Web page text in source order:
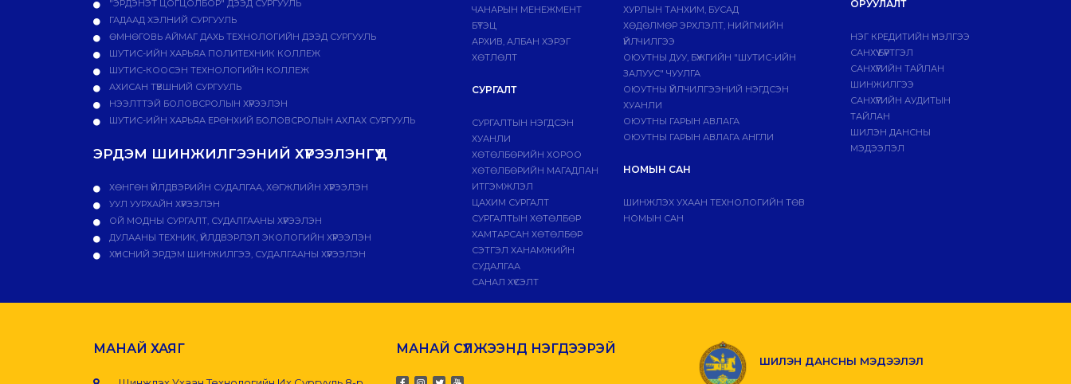
"ЭРДЭНЭТ ЦОГЦОЛБОР" ДЭЭД СУРГУУЛЬ
ГАДААД ХЭЛНИЙ СУРГУУЛЬ
ӨМНӨГОВЬ АЙМАГ ДАХЬ ТЕХНОЛОГИЙН ДЭЭД СУРГУУЛЬ
ШУТИС-ИЙН ХАРЬЯА ПОЛИТЕХНИК КОЛЛЕЖ
ШУТИС-КООСЭН ТЕХНОЛОГИЙН КОЛЛЕЖ
АХИСАН ТҮВШНИЙ СУРГУУЛЬ
НЭЭЛТТЭЙ БОЛОВСРОЛЫН ХҮРЭЭЛЭН
ШУТИС-ИЙН ХАРЬЯА ЕРӨНХИЙ БОЛОВСРОЛЫН АХЛАХ СУРГУУЛЬ
ЭРДЭМ ШИНЖИЛГЭЭНИЙ ХҮРЭЭЛЭНГҮҮД
ХӨНГӨН ҮЙЛДВЭРИЙН СУДАЛГАА, ХӨГЖЛИЙН ХҮРЭЭЛЭН
УУЛ УУРХАЙН ХҮРЭЭЛЭН
ОЙ МОДНЫ СУРГАЛТ, СУДАЛГААНЫ ХҮРЭЭЛЭН
ДУЛААНЫ ТЕХНИК, ҮЙЛДВЭРЛЭЛ ЭКОЛОГИЙН ХҮРЭЭЛЭН
ХҮНСНИЙ ЭРДЭМ ШИНЖИЛГЭЭ, СУДАЛГААНЫ ХҮРЭЭЛЭН
ЧАНАРЫН МЕНЕЖМЕНТ
БҮТЭЦ
АРХИВ, АЛБАН ХЭРЭГ
ХӨТЛӨЛТ
СУРГАЛТ
СУРГАЛТЫН НЭГДСЭН
ХУАНЛИ
ХӨТӨЛБӨРИЙН ХОРОО
ХӨТӨЛБӨРИЙН МАГАДЛАН
ИТГЭМЖЛЭЛ
ЦАХИМ СУРГАЛТ
СУРГАЛТЫН ХӨТӨЛБӨР
ХАМТАРСАН ХӨТӨЛБӨР
СЭТГЭЛ ХАНАМЖИЙН
СУДАЛГАА
САНАЛ ХҮСЭЛТ
ХУРЛЫН ТАНХИМ, БУСАД
ХӨДӨЛМӨР ЭРХЛЭЛТ, НИЙГМИЙН
ҮЙЛЧИЛГЭЭ
ОЮУТНЫ ДУУ, БҮЖГИЙН "ШУТИС-ИЙН
ЗАЛУУС" ЧУУЛГА
ОЮУТНЫ ҮЙЛЧИЛГЭЭНИЙ НЭГДСЭН
ХУАНЛИ
ОЮУТНЫ ГАРЫН АВЛАГА
ОЮУТНЫ ГАРЫН АВЛАГА АНГЛИ
НОМЫН САН
ШИНЖЛЭХ УХААН ТЕХНОЛОГИЙН ТӨВ
НОМЫН САН
ОРУУЛАЛТ
НЭГ КРЕДИТИЙН ҮНЭЛГЭЭ
САНХҮҮ БҮРТГЭЛ
САНХҮҮГИЙН ТАЙЛАН
ШИНЖИЛГЭЭ
САНХҮҮГИЙН АУДИТЫН
ТАЙЛАН
ШИЛЭН ДАНСНЫ
МЭДЭЭЛЭЛ
МАНАЙ ХАЯГ МАНАЙ СҮЛЖЭЭНД НЭГДЭЭРЭЙ
ШИЛЭН ДАНСНЫ МЭДЭЭЛЭЛ